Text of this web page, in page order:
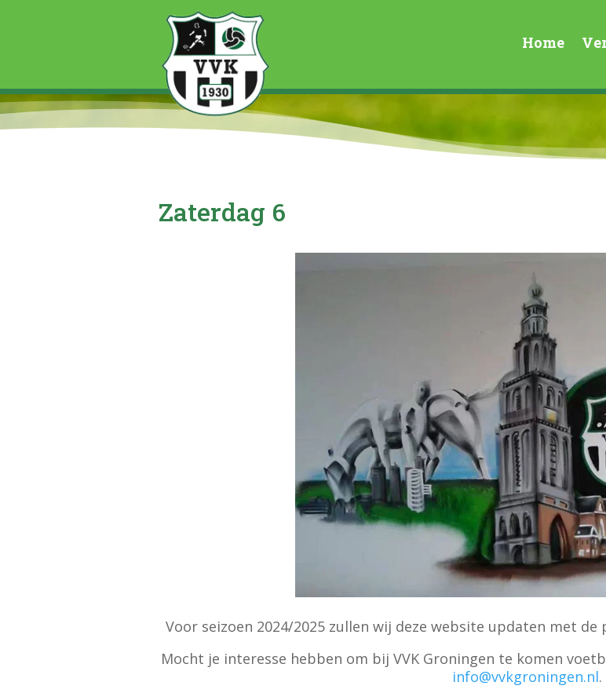
Home
Zaterdag 6
Voor seizoen 2024/2025 zullen wij deze website updaten met de
Mocht je interesse hebben om bij VVK Groningen te komen
info@vvkgroningen.nl.